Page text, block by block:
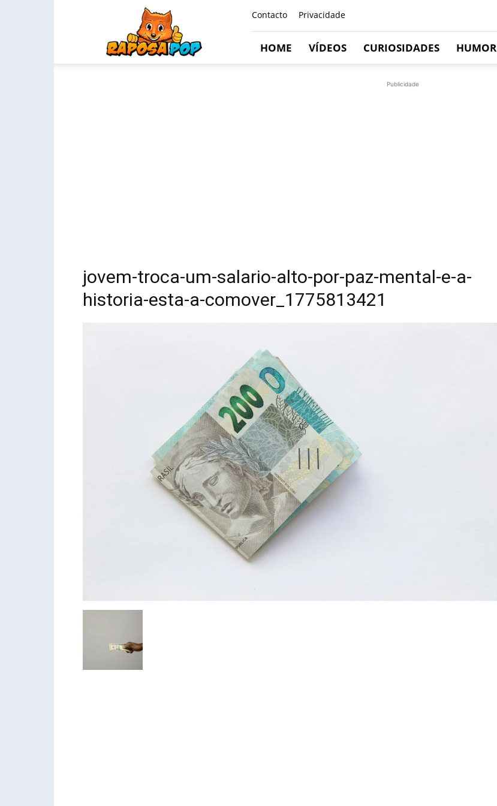
Contacto Privacidade
HOME VÍDEOS CURIOSIDADES HUMOR
Publicidade
jovem-troca-um-salario-alto-por-paz-mental-e-a-
historia-esta-a-comover_1775813421